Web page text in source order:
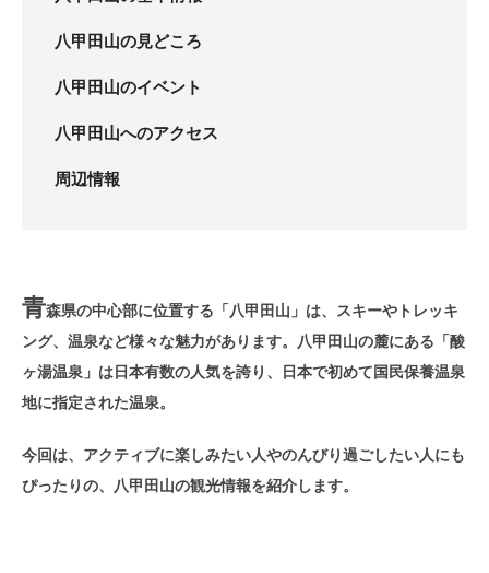
八甲田山の見どころ
八甲田山のイベント
八甲田山へのアクセス
周辺情報
青森県の中心部に位置する「八甲田山」は、スキーやトレッキ
ング、温泉など様々な魅力があります。八甲田山の麓にある「酸
ヶ湯温泉」は日本有数の人気を誇り、日本で初めて国民保養温泉
地に指定された温泉。
今回は、アクティブに楽しみたい人やのんびり過ごしたい人にも
ぴったりの、八甲田山の観光情報を紹介します。